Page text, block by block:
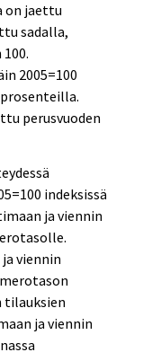
on jaettu
sadalla,
2005=100
perusvuoden
indeksissä
ja viennin
viennin
tilauksien
ja viennin